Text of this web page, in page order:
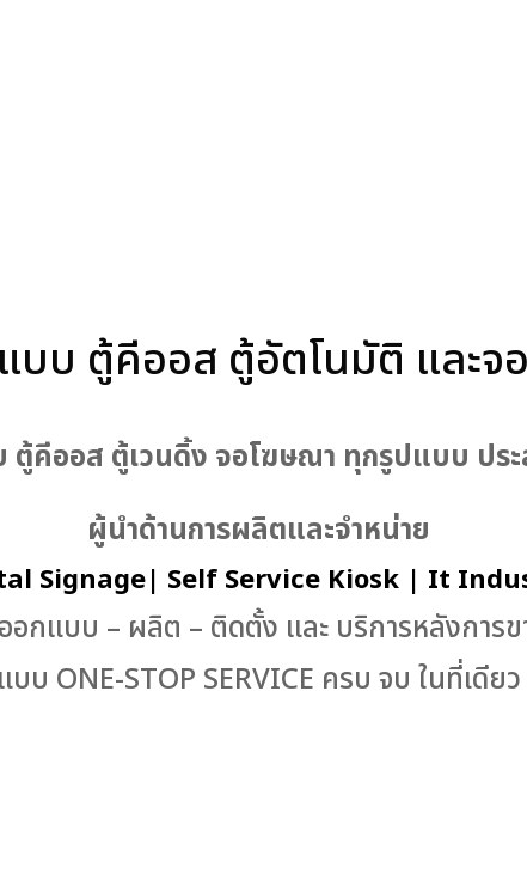
บบ ตู้คีออส ตู้อัตโนมัติ และ
คีออส ตู้เวนดิ้ง จอโฆษณา ทุกรูปแบบ ปร
ผู้นำด้านการผลิตและจำหน่าย
Signage| Self Service Kiosk | It
อกแบบ – ผลิต – ติดตั้ง และ บริการหลังการ
แบบ ONE-STOP SERVICE ครบ จบ ในที่เดียว